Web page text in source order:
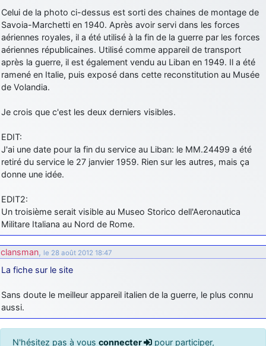
Celui de la photo ci-dessus est sorti des chaines de montage de
Savoia-Marchetti en 1940. Après avoir servi dans les forces
aériennes royales, il a été utilisé à la fin de la guerre par les forces
aériennes républicaines. Utilisé comme appareil de transport
après la guerre, il est également vendu au Liban en 1949. Il a été
ramené en Italie, puis exposé dans cette reconstitution au Musée
de Volandia.
Je crois que c'est les deux derniers visibles.
EDIT:
J'ai une date pour la fin du service au Liban: le MM.24499 a été
retiré du service le 27 janvier 1959. Rien sur les autres, mais ça
donne une idée.
EDIT2:
Un troisième serait visible au Museo Storico dell'Aeronautica
Militare Italiana au Nord de Rome.
clansman, le 28 août 2012 18:47
La fiche sur le site
Sans doute le meilleur appareil italien de la guerre, le plus connu
aussi.
N'hésitez pas à vous connecter pour participer,